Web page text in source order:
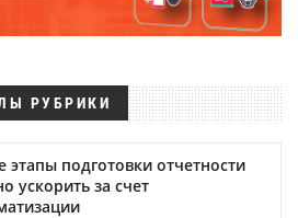
РУБРИКИ
этапы подготовки отчетности
ускорить за счет